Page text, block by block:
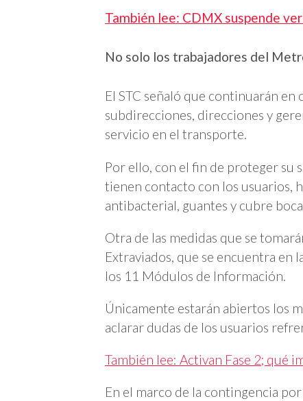
También lee: CDMX suspende
No solo los trabajadores del
El STC señaló que continuarán
subdirecciones, direcciones y
servicio en el transporte.
Por ello, con el fin de proteger su
tienen contacto con los usuarios,
antibacterial, guantes y cubre
Otra de las medidas que se
Extraviados, que se encuentra en
los 11 Módulos de Información.
Únicamente estarán abiertos los
aclarar dudas de los usuarios
También lee: Activan Fase 2; qué
En el marco de la contingencia